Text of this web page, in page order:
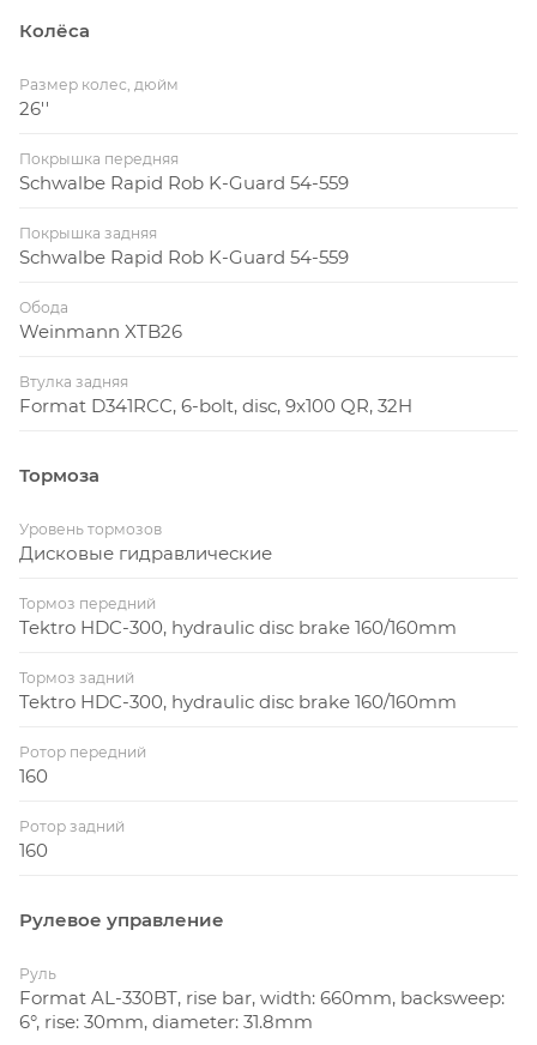
Колёса
Размер колес, дюйм
26''
Покрышка передняя
Schwalbe Rapid Rob K-Guard 54-559
Покрышка задняя
Schwalbe Rapid Rob K-Guard 54-559
Обода
Weinmann XTB26
Втулка задняя
Format D341RCC, 6-bolt, disc, 9x100 QR, 32H
Тормоза
Уровень тормозов
Дисковые гидравлические
Тормоз передний
Tektro HDC-300, hydraulic disc brake 160/160mm
Тормоз задний
Tektro HDC-300, hydraulic disc brake 160/160mm
Ротор передний
160
Ротор задний
160
Рулевое управление
Руль
Format AL-330BT, rise bar, width: 660mm, backsweep:
6°, rise: 30mm, diameter: 31.8mm